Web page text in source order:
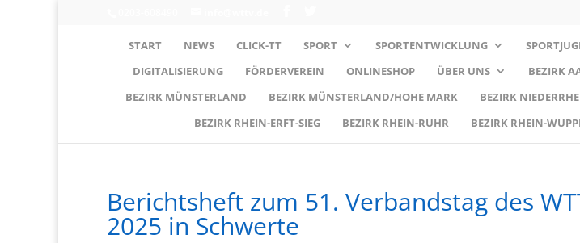
START NEWS CLICK-TT SPORT SPORTENTWICKLUNG
DIGITALISIERUNG
FÖRDERVEREIN ONLINESHOP ÜBER UNS BEZIRK
BEZIRK MÜNSTERLAND
BEZIRK MÜNSTERLAND/HOHE MARK BEZIRK
BEZIRK RHEIN-ERFT-SIEG
BEZIRK RHEIN-RUHR BEZIRK RHEIN-
Berichtsheft zum 51. Verbandstag des
2025 in Schwerte